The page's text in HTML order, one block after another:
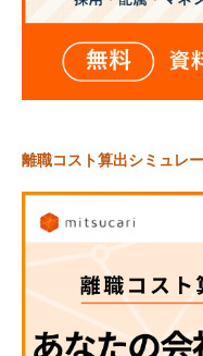
離職コスト算出シミュレ